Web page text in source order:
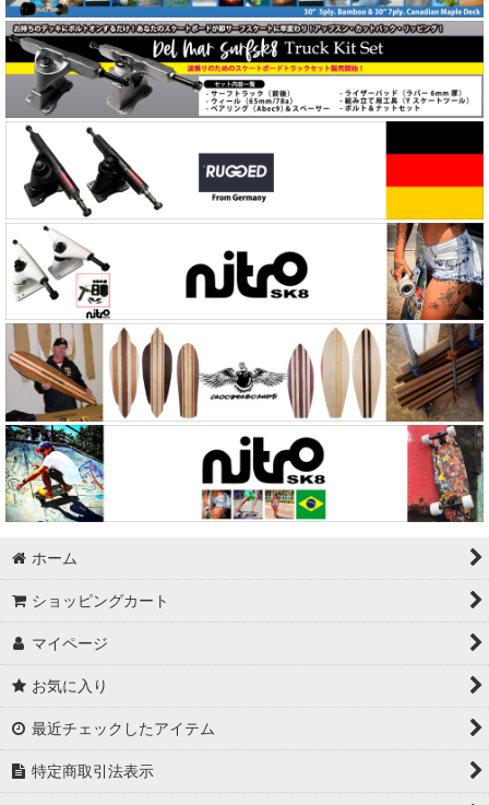
ホーム
ショッピングカート
マイページ
お気に入り
最近チェックしたアイテム
特定商取引法表示